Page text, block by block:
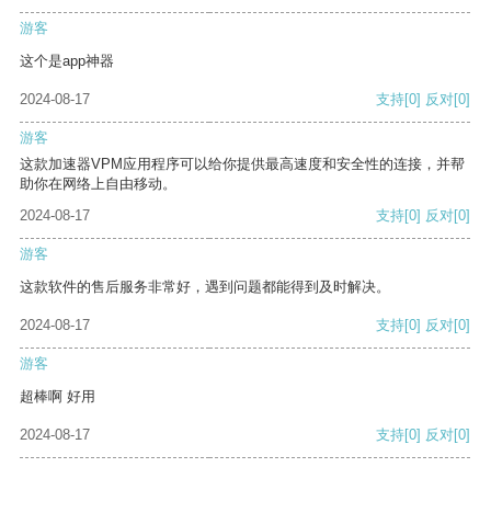
游客
这个是app神器
2024-08-17 支持[0] 反对[0]
游客
这款加速器VPM应用程序可以给你提供最高速度和安全性的连接，并帮
助你在网络上自由移动。
2024-08-17
支持[0] 反对[0]
游客
这款软件的售后服务非常好，遇到问题都能得到及时解决。
2024-08-17 支持[0] 反对[0]
游客
超棒啊 好用
2024-08-17 支持[0] 反对[0]